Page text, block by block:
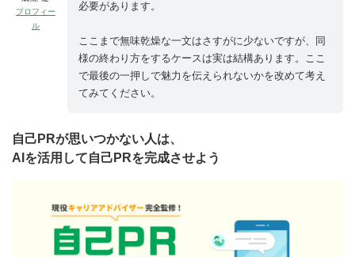
プロフィー
ル
必要があります。
ここまで無味乾燥な一文はさすがに少ないですが、同
様の終わり方をするケースは実は結構あります。ここ
で最後の一押しで魅力を伝えられないかを改めて考え
てみてください。
自己PRが思いつかない人は、
AIを活用して自己PRを完成させよう